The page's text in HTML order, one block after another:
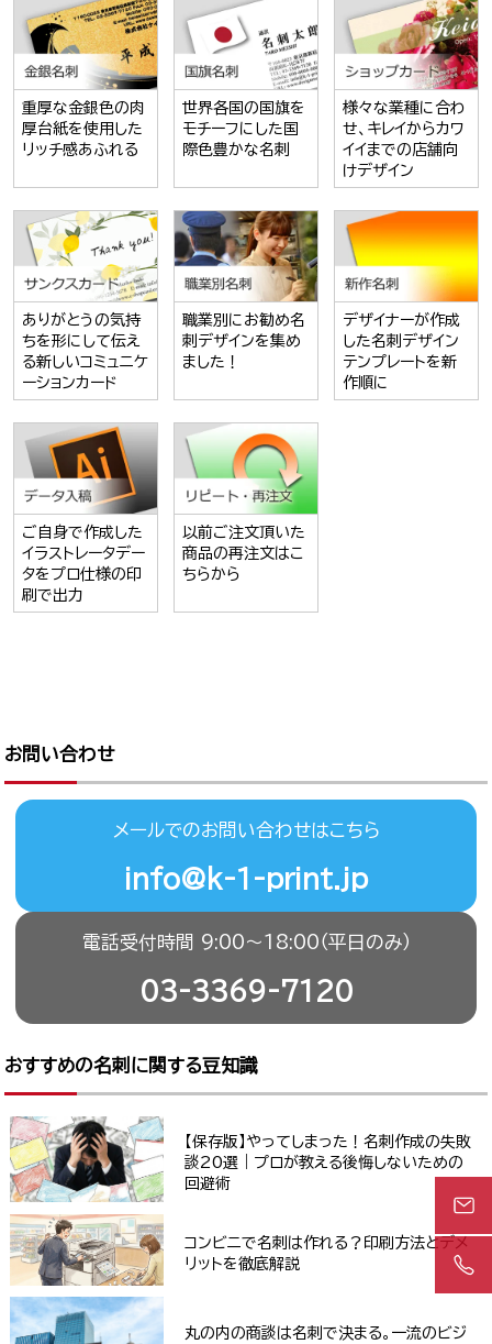
重厚な金銀色の肉
厚台紙を使用した
リッチ感あふれる
世界各国の国旗を
モチーフにした国
際色豊かな名刺
様々な業種に合わ
せ、キレイからカワ
イイまでの店舗向
けデザイン
ありがとうの気持
ちを形にして伝え
る新しいコミュニケ
ーションカード
職業別にお勧め名
刺デザインを集め
ました！
デザイナーが作成
した名刺デザイン
テンプレートを新
作順に
ご自身で作成した
イラストレータデー
タをプロ仕様の印
刷で出力
以前ご注文頂いた
商品の再注文はこ
ちらから
お問い合わせ
メールでのお問い合わせはこちら
info@k-1-print.jp
電話受付時間 9:00〜18:00（平日のみ）
03-3369-7120
おすすめの名刺に関する豆知識
【保存版】やってしまった！名刺作成の失敗
談20選｜プロが教える後悔しないための
回避術
コンビニで名刺は作れる？印刷方法とデメ
リットを徹底解説
丸の内の商談は名刺で決まる。一流のビジ